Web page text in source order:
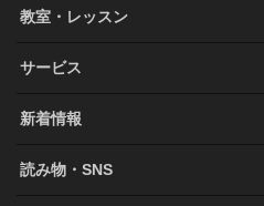
教室・レッスン
サービス
新着情報
読み物・SNS